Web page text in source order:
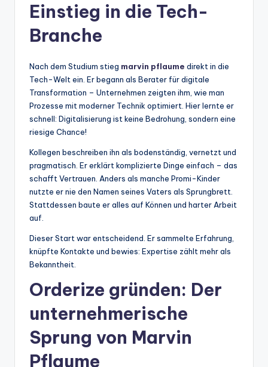
Einstieg in die Tech-
Branche
Nach dem Studium stieg marvin pflaume direkt in die
Tech-Welt ein. Er begann als Berater für digitale
Transformation – Unternehmen zeigten ihm, wie man
Prozesse mit moderner Technik optimiert. Hier lernte er
schnell: Digitalisierung ist keine Bedrohung, sondern eine
riesige Chance!
Kollegen beschreiben ihn als bodenständig, vernetzt und
pragmatisch. Er erklärt komplizierte Dinge einfach – das
schafft Vertrauen. Anders als manche Promi-Kinder
nutzte er nie den Namen seines Vaters als Sprungbrett.
Stattdessen baute er alles auf Können und harter Arbeit
auf.
Dieser Start war entscheidend. Er sammelte Erfahrung,
knüpfte Kontakte und bewies: Expertise zählt mehr als
Bekanntheit.
Orderize gründen: Der
unternehmerische
Sprung von Marvin
Pflaume